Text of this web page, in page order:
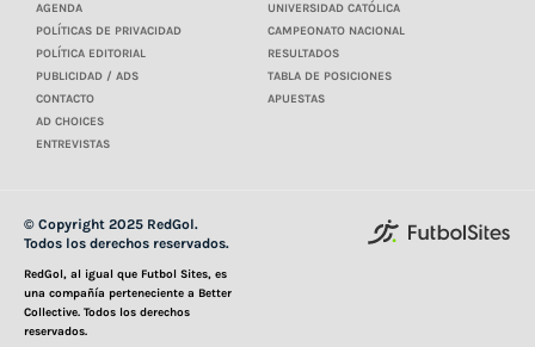
AGENDA
POLÍTICAS DE PRIVACIDAD
POLÍTICA EDITORIAL
PUBLICIDAD / ADS
CONTACTO
AD CHOICES
ENTREVISTAS
UNIVERSIDAD CATÓLICA
CAMPEONATO NACIONAL
RESULTADOS
TABLA DE POSICIONES
APUESTAS
© Copyright 2025 RedGol.
Todos los derechos reservados.
RedGol, al igual que Futbol Sites, es
una compañía perteneciente a Better
Collective. Todos los derechos
reservados.